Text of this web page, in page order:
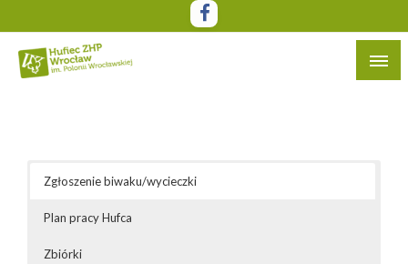
do
treści
Zgłoszenie biwaku/wycieczki
Plan pracy Hufca
Zbiórki